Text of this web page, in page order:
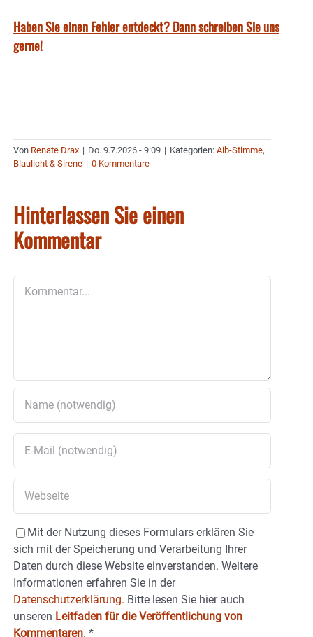
Haben Sie einen Fehler entdeckt? Dann schreiben Sie uns
gerne!
Von Renate Drax | Do. 9.7.2026 - 9:09 | Kategorien: Aib-Stimme,
Blaulicht & Sirene | 0 Kommentare
Hinterlassen Sie einen
Kommentar
Mit der Nutzung dieses Formulars erklären Sie
sich mit der Speicherung und Verarbeitung Ihrer
Daten durch diese Website einverstanden. Weitere
Informationen erfahren Sie in der
Datenschutzerklärung. Bitte lesen Sie hier auch
unseren Leitfaden für die Veröffentlichung von
Kommentaren. *